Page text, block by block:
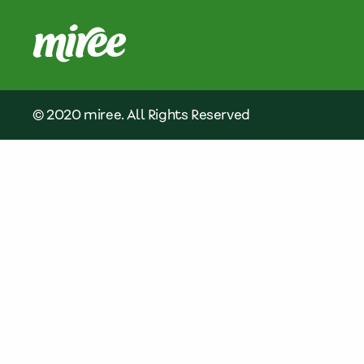
© 2020 miree. All Rights Reserved